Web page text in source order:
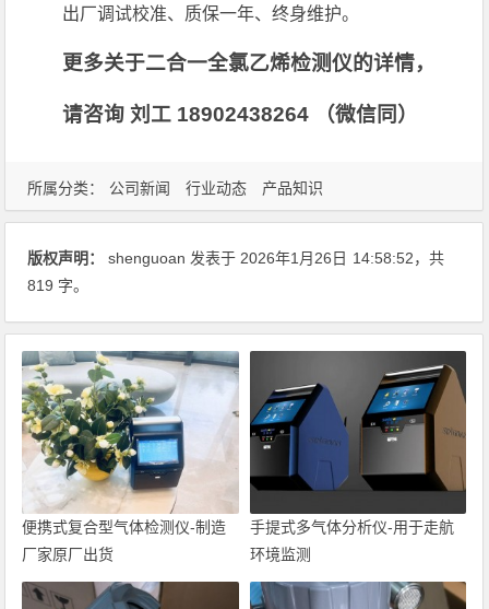
出厂调试校准、质保一年、终身维护。
更多关于二合一全氯乙烯检测仪的详情，
请咨询 刘工 18902438264 （微信同）
所属分类： 公司新闻 行业动态 产品知识
版权声明： shenguoan 发表于 2026年1月26日 14:58:52，共
819 字。
便携式复合型气体检测仪-制造
厂家原厂出货
手提式多气体分析仪-用于走航
环境监测